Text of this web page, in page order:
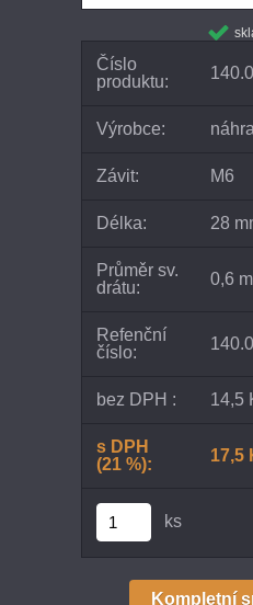
Číslo
produktu:
Výrobce:
Závit: M6
Délka: 28
Průměr sv.
drátu:
0,6
Refenční
číslo:
bez DPH : 14,5
s DPH
(21 %):
17,5
ks
Kompletní